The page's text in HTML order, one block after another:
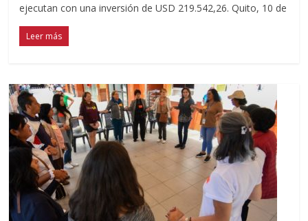
ejecutan con una inversión de USD 219.542,26. Quito, 10 de
Leer más